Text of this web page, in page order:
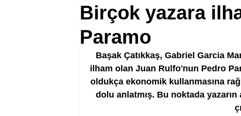
Birçok yazara
Paramo
Başak Çatıkkaş, Gabriel Garcia
ilham olan Juan Rulfo'nun Pedro
oldukça ekonomik kullanmasına
dolu anlatmış. Bu noktada